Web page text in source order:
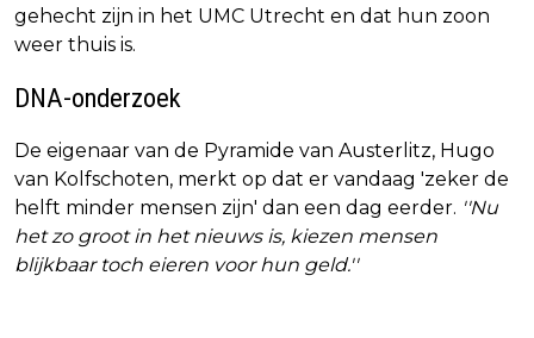
gehecht zijn in het UMC Utrecht en dat hun zoon
weer thuis is.
DNA-onderzoek
De eigenaar van de Pyramide van Austerlitz, Hugo
van Kolfschoten, merkt op dat er vandaag 'zeker de
helft minder mensen zijn' dan een dag eerder. ''Nu
het zo groot in het nieuws is, kiezen mensen
blijkbaar toch eieren voor hun geld.''